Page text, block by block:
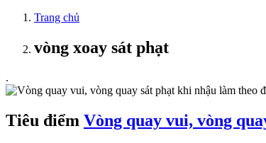
Trang chủ
vòng xoay sát phạt
.
Tiêu điểm Vòng quay vui, vòng